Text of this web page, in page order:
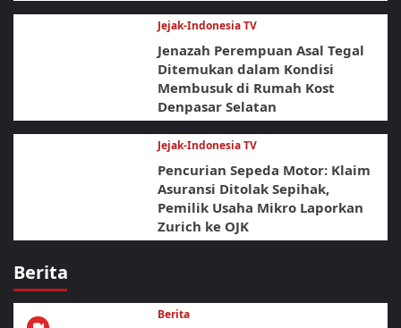
Jejak-Indonesia TV
Jenazah Perempuan Asal Tegal
Ditemukan dalam Kondisi
Membusuk di Rumah Kost
Denpasar Selatan
Jejak-Indonesia TV
Pencurian Sepeda Motor: Klaim
Asuransi Ditolak Sepihak,
Pemilik Usaha Mikro Laporkan
Zurich ke OJK
Berita
Berita